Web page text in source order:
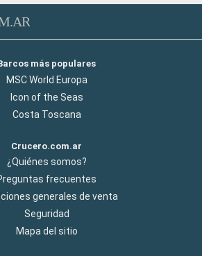
más populares
MSC World Europa
Icon of the Seas
Costa Toscana
Crucero.com.ar
¿Quiénes somos?
frecuentes
generales de venta
Seguridad
Mapa del sitio